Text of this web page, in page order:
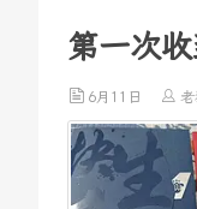
第一次
6月11日 老